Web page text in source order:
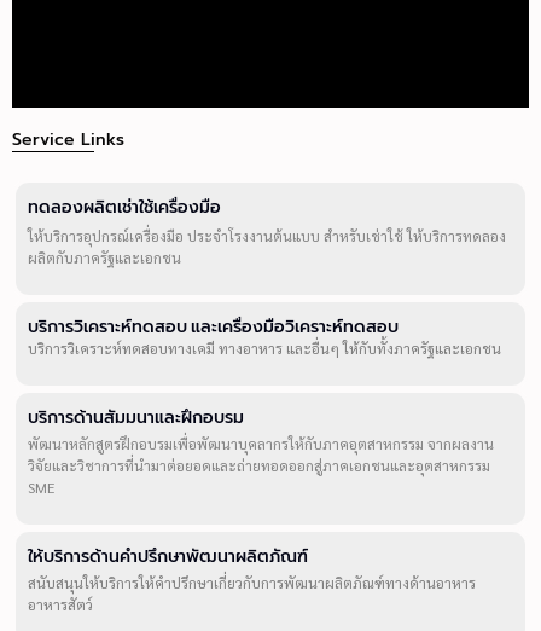
Service Links
ทดลองผลิตเช่าใช้เครื่องมือ
ให้บริการอุปกรณ์เครื่องมือ ประจำโรงงานต้นแบบ สำหรับเช่าใช้ ให้บริการทดลอง
ผลิตกับภาครัฐและเอกชน
บริการวิเคราะห์ทดสอบ และเครื่องมือวิเคราะห์ทดสอบ
บริการวิเคราะห์ทดสอบทางเคมี ทางอาหาร และอื่นๆ ให้กับทั้งภาครัฐและเอกชน
บริการด้านสัมมนาและฝึกอบรม
พัฒนาหลักสูตรฝึกอบรมเพื่อพัฒนาบุคลากรให้กับภาคอุตสาหกรรม จากผลงาน
วิจัยและวิชาการที่นำมาต่อยอดและถ่ายทอดออกสู่ภาคเอกชนและอุตสาหกรรม
SME
ให้บริการด้านคำปรึกษาพัฒนาผลิตภัณฑ์
สนับสนุนให้บริการให้คำปรึกษาเกี่ยวกับการพัฒนาผลิตภัณฑ์ทางด้านอาหาร
อาหารสัตว์